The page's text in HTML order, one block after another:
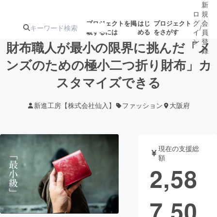
プロジェクトを掲
載するには
はじ
める
プロジェクト
をさがす
注目のリ 注目の新着プロ募集終了が近いプ
ロジェクト
テクノロジー・ガジェット
映像・映画 書籍・雑誌
ビジネス・起業 チャレンジ
ロ
グ
イ
ン
/
新
規
会
員
登
録
財布職人が最小の限界に挑んだ「メ
ンズのための極小二つ折り財布」カ
スタマイズできる
新進工房【株式会社仙入】 ファッション 大阪府
現在の支援総
額
2,58